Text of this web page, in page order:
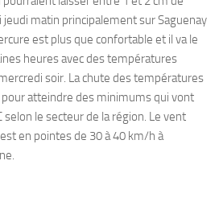
jeudi matin principalement sur Saguenay
est plus que confortable et il va le
heures avec des températures
soir. La chute des températures
pour atteindre des minimums qui vont
le secteur de la région. Le vent
en pointes de 30 à 40 km/h à